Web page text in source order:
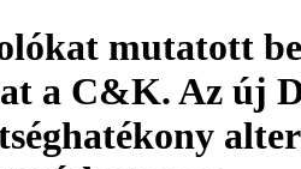
mutatott
a C&K. Az új